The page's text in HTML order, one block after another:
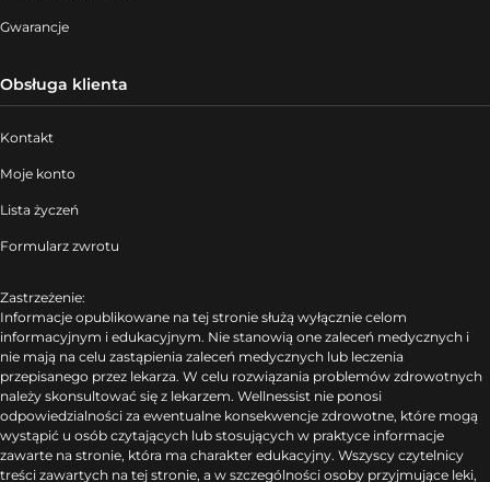
Gwarancje
Obsługa klienta
Kontakt
Moje konto
Lista życzeń
Formularz zwrotu
Zastrzeżenie:
Informacje opublikowane na tej stronie służą wyłącznie celom
informacyjnym i edukacyjnym. Nie stanowią one zaleceń medycznych i
nie mają na celu zastąpienia zaleceń medycznych lub leczenia
przepisanego przez lekarza. W celu rozwiązania problemów zdrowotnych
należy skonsultować się z lekarzem. Wellnessist nie ponosi
odpowiedzialności za ewentualne konsekwencje zdrowotne, które mogą
wystąpić u osób czytających lub stosujących w praktyce informacje
zawarte na stronie, która ma charakter edukacyjny. Wszyscy czytelnicy
treści zawartych na tej stronie, a w szczególności osoby przyjmujące leki,